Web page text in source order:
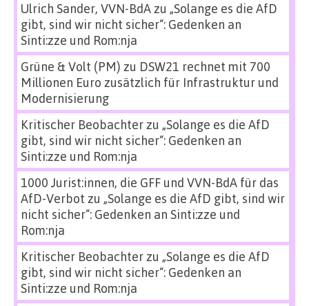
Ulrich Sander, VVN-BdAzu „Solange es die AfD
gibt, sind wir nicht sicher“: Gedenken an
Sinti:zze und Rom:nja
Grüne & Volt (PM) zu DSW21 rechnet mit 700
Millionen Euro zusätzlich für Infrastruktur und
Modernisierung
Kritischer Beobachterzu „Solange es die AfD
gibt, sind wir nicht sicher“: Gedenken an
Sinti:zze und Rom:nja
1000 Jurist:innen, die GFF und VVN-BdA für das
AfD-Verbot zu „Solange es die AfD gibt, sind wir
nicht sicher“: Gedenken an Sinti:zze und
Rom:nja
Kritischer Beobachterzu „Solange es die AfD
gibt, sind wir nicht sicher“: Gedenken an
Sinti:zze und Rom:nja